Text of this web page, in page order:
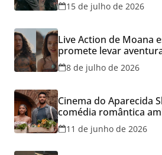
15 de julho de 2026
Live Action de Moana
promete levar
Cineflix do Aparecida
8 de julho de 2026
Cinema do Aparecida
comédia romântica
hoje e lança promoção
Namorados
11 de junho de 2026